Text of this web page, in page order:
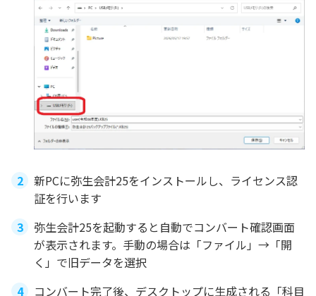
新PCに弥生会計25をインストールし、ライセンス認
証を行います
弥生会計25を起動すると自動でコンバート確認画面
が表示されます。手動の場合は「ファイル」→「開
く」で旧データを選択
コンバート完了後、デスクトップに生成される「科目